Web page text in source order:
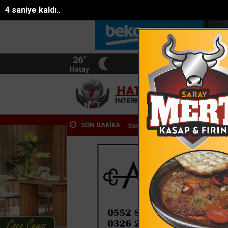
2 saniye kaldı..
26°
Hatay
BIST 13.744
SON DAKİKA:
Eyüp Can davası sürüyor Manavgat Belediyesinden